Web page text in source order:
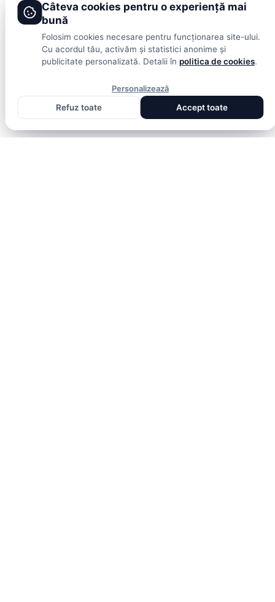
Câteva cookies pentru o experiență mai
bună
Folosim cookies necesare pentru funcționarea site-ului.
Cu acordul tău, activăm și statistici anonime și
publicitate personalizată. Detalii în politica de cookies.
Personalizează
Refuz toate
Accept toate